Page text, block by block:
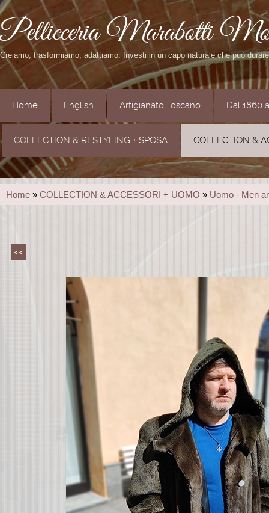
Pellicceria Marabotti
Creiamo, trasformiamo, adattiamo. Investi in un capo naturale che può
Home English Artigianato Toscano Dal 1860
COLLECTION & RESTYLING + SPOSA COLLECTION &
Home » COLLECTION & ACCESSORI + UOMO » Uomo - Men
<<